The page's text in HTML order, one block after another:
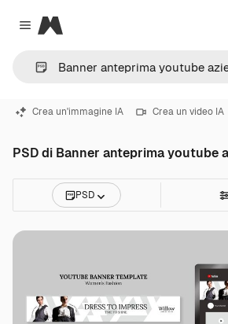
Close menu
Magnific
Crea un'immagine IA Crea un video IA
PSD